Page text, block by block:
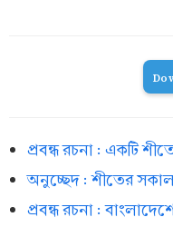
প্রবন্ধ রচনা : একটি
অনুচ্ছেদ : শীতের
প্রবন্ধ রচনা :